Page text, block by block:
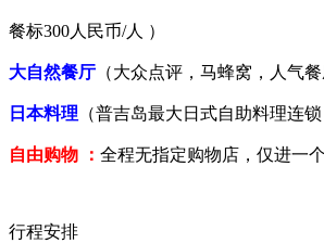
餐标300人民币/人 ）
大自然餐厅 （大众点评，马蜂窝，人气餐
日本料理 （普吉岛最大日式自助料理连锁
自由购物 ： 全程无指定购物店，仅进一
行程安排